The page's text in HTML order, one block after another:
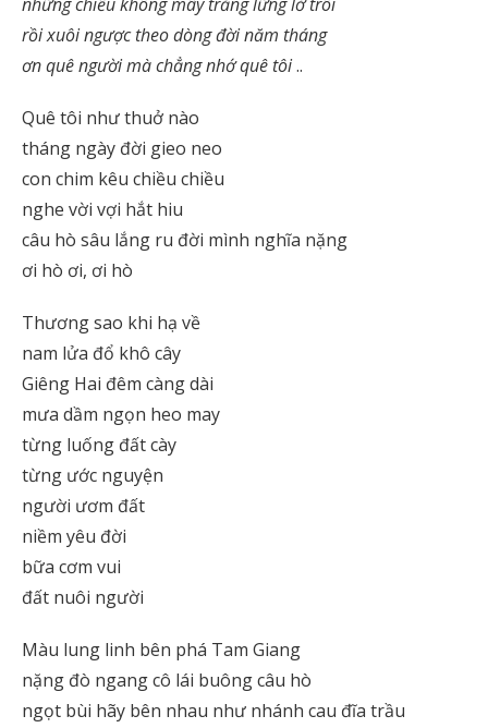
rồi xuôi ngược theo dòng đời năm tháng
ơn quê người mà chẳng nhớ quê tôi..
Quê tôi như thuở nào
tháng ngày đời gieo neo
con chim kêu chiều chiều
nghe vời vợi hắt hiu
câu hò sâu lắng ru đời mình nghĩa nặng
ơi hò ơi, ơi hò
Thương sao khi hạ về
nam lửa đổ khô cây
Giêng Hai đêm càng dài
mưa dầm ngọn heo may
từng luống đất cày
từng ước nguyện
người ươm đất
niềm yêu đời
bữa cơm vui
đất nuôi người
Màu lung linh bên phá Tam Giang
nặng đò ngang cô lái buông câu hò
ngọt bùi hãy bên nhau như nhánh cau đĩa trầu